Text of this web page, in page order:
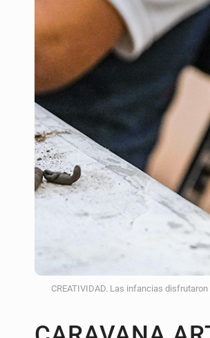
Caen en
Pide
Detienen en
Belinda se
CREATIVIDAD. Las infancias